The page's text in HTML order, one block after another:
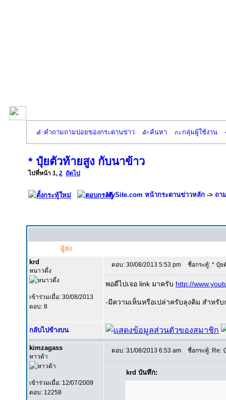
คำถามถามบ่อยของกระดานข่าว ค้นหา กลุ่มผู้ใช้งาน
* ปุ๋ยตัวท้ายสูง กับนาข้าว
ไปที่หน้า 1, 2 ถัดไป
MySite.com หน้ากระดานข่าวหลัก -> ถา
ผู้ส่ง
krd
หนาวดึ่ง
เข้าร่วมเมื่อ: 30/08/2013
ตอบ: 8
ตอบ: 30/08/2013 5:53 pm ชื่อกระทู้: * ปุ๋ย
พอดีไปเจอ link มาครับ http://
-มีความเห็นหรือเปล่าครับลุงคิม สำหรั
กลับไปข้างบน
kimzagass
หาวด้า
เข้าร่วมเมื่อ: 12/07/2009
ตอบ: 12258
ตอบ: 31/08/2013 6:53 am ชื่อกระทู้: Re:
krd บันทึก: